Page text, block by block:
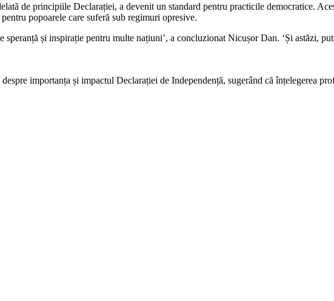
de principiile Declarației, a devenit un standard pentru practicile democratice.
popoarele care suferă sub regimuri opresive.
și inspirație pentru multe națiuni’, a concluzionat Nicușor Dan. ‘Și astăzi,
importanța și impactul Declarației de Independență, sugerând că înțelegerea